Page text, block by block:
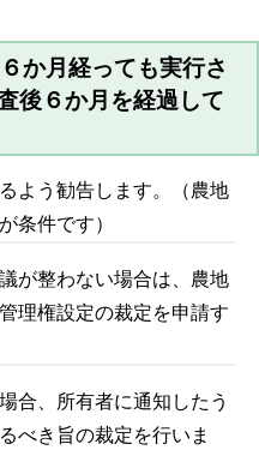
か月経っても実行さ
後６か月を経過して
よう勧告します。（農地
条件です）
が整わない場合は、農地
理権設定の裁定を申請す
合、所有者に通知したう
べき旨の裁定を行いま